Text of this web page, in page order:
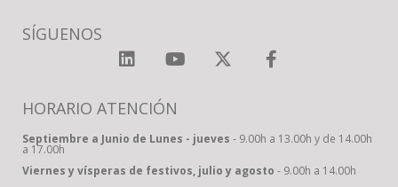
SÍGUENOS
HORARIO ATENCIÓN
Septiembre a Junio de Lunes - jueves - 9.00h a 13.00h y de 14.00h
a 17.00h
Viernes y vísperas de festivos, julio y agosto - 9.00h a 14.00h